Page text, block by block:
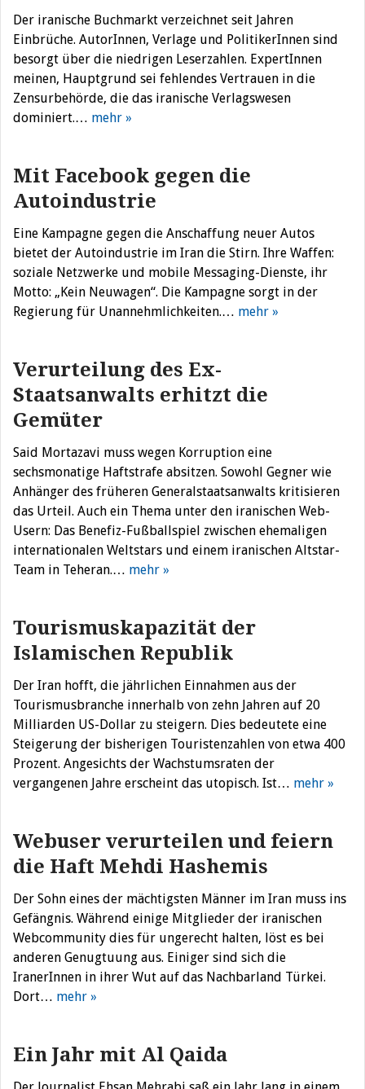
Der iranische Buchmarkt verzeichnet seit Jahren
Einbrüche. AutorInnen, Verlage und PolitikerInnen sind
besorgt über die niedrigen Leserzahlen. ExpertInnen
meinen, Hauptgrund sei fehlendes Vertrauen in die
Zensurbehörde, die das iranische Verlagswesen
dominiert.… mehr »
Mit Facebook gegen die
Autoindustrie
Eine Kampagne gegen die Anschaffung neuer Autos
bietet der Autoindustrie im Iran die Stirn. Ihre Waffen:
soziale Netzwerke und mobile Messaging-Dienste, ihr
Motto: „Kein Neuwagen“. Die Kampagne sorgt in der
Regierung für Unannehmlichkeiten.… mehr »
Verurteilung des Ex-
Staatsanwalts erhitzt die
Gemüter
Said Mortazavi muss wegen Korruption eine
sechsmonatige Haftstrafe absitzen. Sowohl Gegner wie
Anhänger des früheren Generalstaatsanwalts kritisieren
das Urteil. Auch ein Thema unter den iranischen Web-
Usern: Das Benefiz-Fußballspiel zwischen ehemaligen
internationalen Weltstars und einem iranischen Altstar-
Team in Teheran.… mehr »
Tourismuskapazität der
Islamischen Republik
Der Iran hofft, die jährlichen Einnahmen aus der
Tourismusbranche innerhalb von zehn Jahren auf 20
Milliarden US-Dollar zu steigern. Dies bedeutete eine
Steigerung der bisherigen Touristenzahlen von etwa 400
Prozent. Angesichts der Wachstumsraten der
vergangenen Jahre erscheint das utopisch. Ist… mehr »
Webuser verurteilen und feiern
die Haft Mehdi Hashemis
Der Sohn eines der mächtigsten Männer im Iran muss ins
Gefängnis. Während einige Mitglieder der iranischen
Webcommunity dies für ungerecht halten, löst es bei
anderen Genugtuung aus. Einiger sind sich die
IranerInnen in ihrer Wut auf das Nachbarland Türkei.
Dort… mehr »
Ein Jahr mit Al Qaida